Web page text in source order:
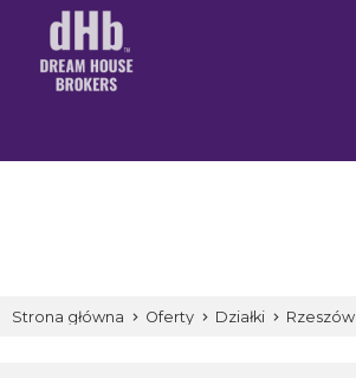
Strona główna Oferty Działki Rzeszów